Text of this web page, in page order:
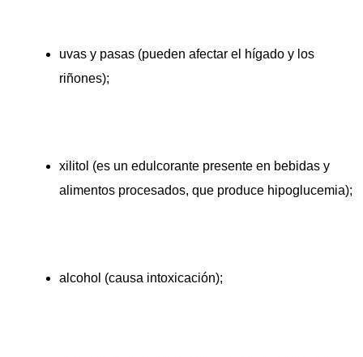
uvas y pasas (pueden afectar el hígado y los
riñones);
xilitol (es un edulcorante presente en bebidas y
alimentos procesados, que produce hipoglucemia);
alcohol (causa intoxicación);